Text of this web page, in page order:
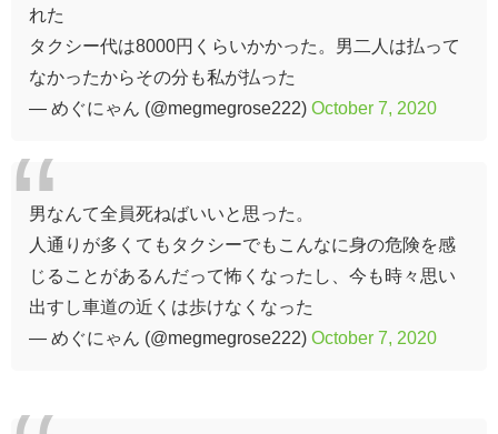
れた
タクシー代は8000円くらいかかった。男二人は払って
なかったからその分も私が払った
— めぐにゃん (@megmegrose222) October 7, 2020
男なんて全員死ねばいいと思った。
人通りが多くてもタクシーでもこんなに身の危険を感
じることがあるんだって怖くなったし、今も時々思い
出すし車道の近くは歩けなくなった
— めぐにゃん (@megmegrose222) October 7, 2020